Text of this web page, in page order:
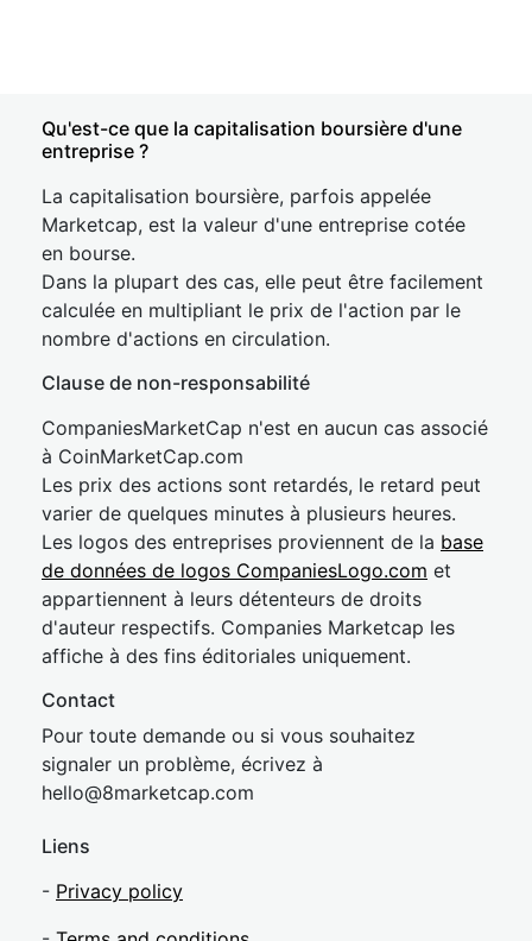
Qu'est-ce que la capitalisation boursière d'une
entreprise ?
La capitalisation boursière, parfois appelée
Marketcap, est la valeur d'une entreprise cotée
en bourse.
Dans la plupart des cas, elle peut être facilement
calculée en multipliant le prix de l'action par le
nombre d'actions en circulation.
Clause de non-responsabilité
CompaniesMarketCap n'est en aucun cas associé
à CoinMarketCap.com
Les prix des actions sont retardés, le retard peut
varier de quelques minutes à plusieurs heures.
Les logos des entreprises proviennent de la base
de données de logos CompaniesLogo.com et
appartiennent à leurs détenteurs de droits
d'auteur respectifs. Companies Marketcap les
affiche à des fins éditoriales uniquement.
Contact
Pour toute demande ou si vous souhaitez
signaler un problème, écrivez à
hello@8marketcap.com
Liens
- Privacy policy